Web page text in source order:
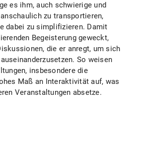
es ihm, auch schwierige und
zu transportieren,
dabei zu simplifizieren. Damit
Begeisterung geweckt,
die er anregt, um sich
So weisen
insbesondere die
Maß an Interaktivität auf, was
Veranstaltungen absetze.